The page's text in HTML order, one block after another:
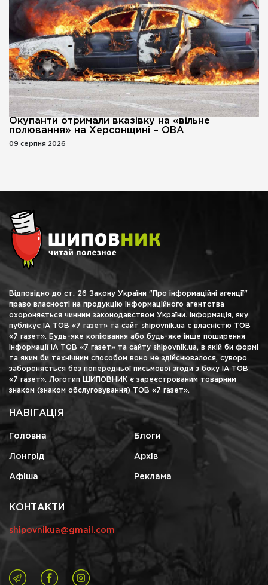
Окупанти отримали вказівку на «вільне
полювання» на Херсонщині – ОВА
09 серпня 2026
Відповідно до ст. 26 Закону України "Про інформаційні агенції"
право власності на продукцію інформаційного агентства
охороняється чинним законодавством України. Інформація, яку
публікує ІА ТОВ «7 газет» та сайт shipovnik.ua є власністю ТОВ
«7 газет». Будь-яке копіювання або будь-яке інше поширення
інформації ІА ТОВ «7 газет» та сайту shipovnik.ua, в якій би формі
та яким би технічним способом воно не здійснювалося, суворо
забороняється без попередньої письмової згоди з боку ІА ТОВ
«7 газет». Логотип ШИПОВНИК є зареєстрованим товарним
знаком (знаком обслуговування) ТОВ «7 газет».
НАВІГАЦІЯ
Головна Блоги
Лонгрід Архів
Афіша Реклама
КОНТАКТИ
shipovnikua@gmail.com